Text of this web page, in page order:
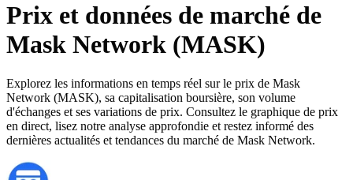
Prix et données de marché de
Mask Network (MASK)
Explorez les informations en temps réel sur le prix de Mask
Network (MASK), sa capitalisation boursière, son volume
d'échanges et ses variations de prix. Consultez le graphique de prix
en direct, lisez notre analyse approfondie et restez informé des
dernières actualités et tendances du marché de Mask Network.